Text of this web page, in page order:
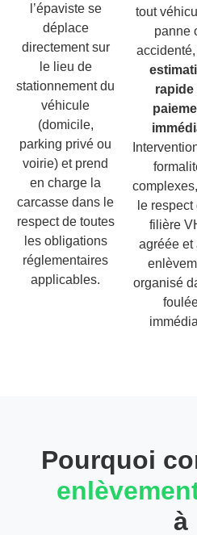
l’épaviste se
déplace
directement sur
le lieu de
stationnement du
véhicule
(domicile,
parking privé ou
voirie) et prend
en charge la
carcasse dans le
respect de toutes
les obligations
réglementaires
applicables.
tout
panne
rapide
le respect
filière
agréée et
organisé
Pourquoi
à